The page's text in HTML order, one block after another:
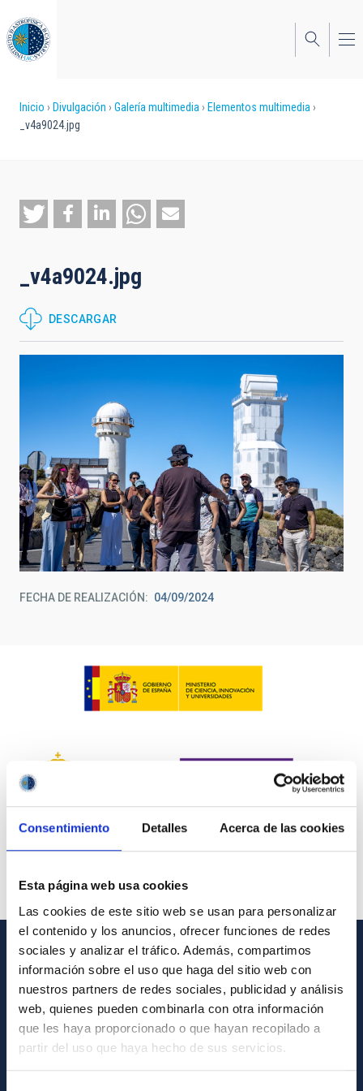
Consentimiento Detalles Acerca de las cookies
Esta página web usa cookies
Las cookies de este sitio web se usan para personalizar
el contenido y los anuncios, ofrecer funciones de redes
sociales y analizar el tráfico. Además, compartimos
información sobre el uso que haga del sitio web con
nuestros partners de redes sociales, publicidad y análisis
web, quienes pueden combinarla con otra información
que les haya proporcionado o que hayan recopilado a
partir del uso que haya hecho de sus servicios.
al
contenido
principal
Sobrescribir
enlaces
ayuda
a
navegación
Inicio Divulgación Galería multimedia
Elementos multimedia
_v4a9024.jpg
_v4a9024.jpg
DESCARGAR
FECHA DE REALIZACIÓN 04/09/2024
INFORMACIÓN GENERAL
Contacto
Cómo llegar al IAC
Directorio de personal